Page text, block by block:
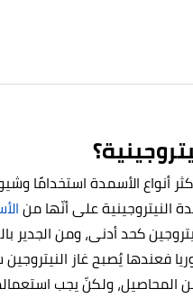
أنواع الأسمدة استخدامًا
النيتروجينية على أنّها من
إلى 5% من النيتروجين كحد أدنى،
فعندها يُصبح غاز
المحاصيل، ولكنّ يجب